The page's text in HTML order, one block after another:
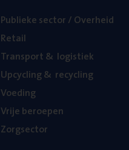
Publie­ke sec­tor / Overheid
Retail
Trans­port& logistiek
Upcy­cling& recycling
Voe­ding
Vrije beroe­pen
Zorg­sec­tor